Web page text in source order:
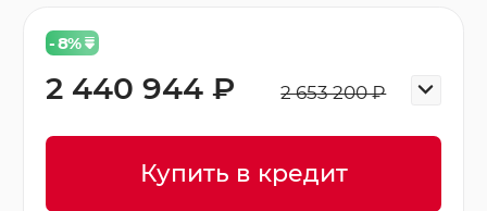
- 8%
2 653 200 ₽
2 440 944 ₽
Купить в кредит